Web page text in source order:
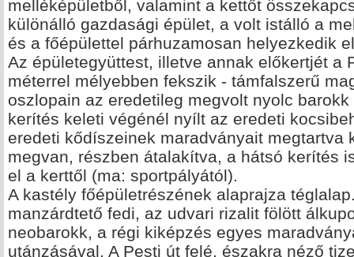
melléképületből, valamint a kettőt
különálló gazdasági épület, a volt istálló a
és a főépülettel párhuzamosan helyezkedik
Az épületegyüttest, illetve annak előkertjét a
méterrel mélyebben fekszik - támfalszerű
oszlopain az eredetileg megvolt nyolc
kerítés keleti végénél nyílt az eredeti
eredeti kődíszeinek maradványait megtartva
megvan, részben átalakítva, a hátsó kerítés
el a kerttől (ma: sportpályától).
A kastély főépületrészének alaprajza
manzárdtető fedi, az udvari rizalit fölött
neobarokk, a régi kiképzés egyes
utánzásával. A Pesti út felé, északra néző